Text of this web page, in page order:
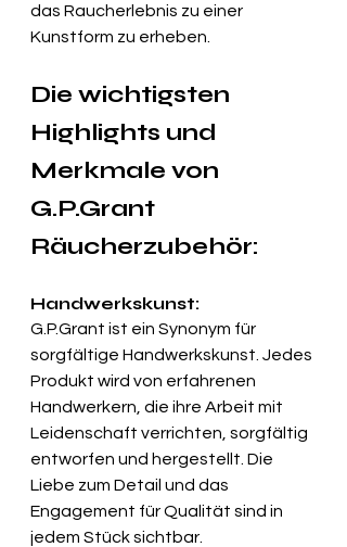
das Raucherlebnis zu einer
Kunstform zu erheben.
Die wichtigsten
Highlights und
Merkmale von
G.P.Grant
Räucherzubehör:
Handwerkskunst:
G.P.Grant ist ein Synonym für
sorgfältige Handwerkskunst. Jedes
Produkt wird von erfahrenen
Handwerkern, die ihre Arbeit mit
Leidenschaft verrichten, sorgfältig
entworfen und hergestellt. Die
Liebe zum Detail und das
Engagement für Qualität sind in
jedem Stück sichtbar.